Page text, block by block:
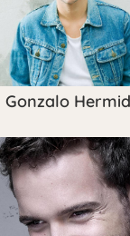
Gonzalo